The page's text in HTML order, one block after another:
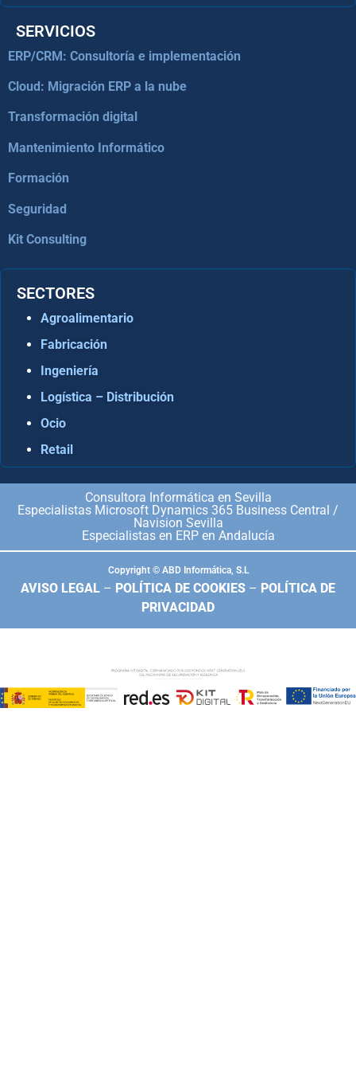
SERVICIOS
ERP/CRM: Consultoría e implementación
Cloud: Migración ERP a la nube
Transformación digital
Mantenimiento Informático
Formación
Seguridad
Kit Consulting
SECTORES
Agroalimentario
Fabricación
Ingeniería
Logística – Distribución
Ocio
Retail
Consultora Informática en Sevilla
Especialistas Microsoft Dynamics 365 Business Central /
Navision Sevilla
Especialistas en ERP en Andalucía
Copyright © ABD Informática, S.L
AVISO LEGAL – POLÍTICA DE COOKIES – POLÍTICA DE
PRIVACIDAD